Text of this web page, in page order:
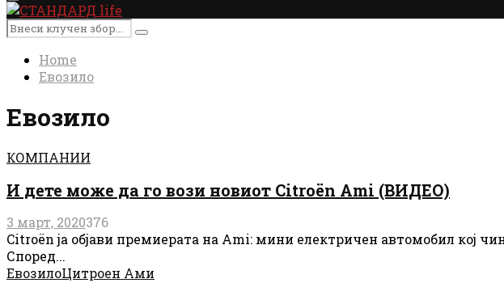
Primary
Menu
Search
for:
Search
Home
Евозило
Евозило
КОМПАНИИ
И дете може да го вози новиот Citroën Ami (ВИДЕО)
3 март, 2020376
Citroën ја објави премиерата на Ami: мини електричен автомобил кој
Според...
ЕвозилоЦитроен Ами